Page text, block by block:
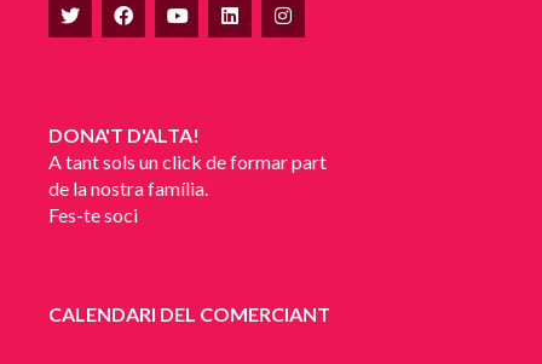
DONA'T D'ALTA!
A tant sols un click de formar part
de la nostra família.
Fes-te soci
CALENDARI DEL COMERCIANT